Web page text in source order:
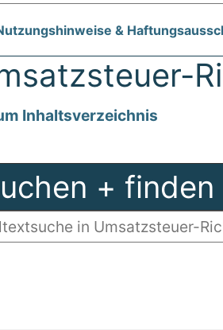
&
Inhaltsverzeichnis
+ finden